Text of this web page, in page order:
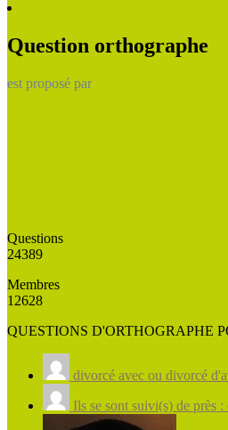
Question orthographe
est proposé par
Questions
24389
Membres
12628
QUESTIONS D'ORTHOGRAPHE
divorcé avec ou divorcé
Ils se sont suivi(s) de près